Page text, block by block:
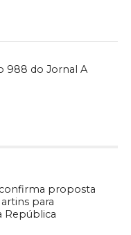
988 do Jornal A
proposta
para
República